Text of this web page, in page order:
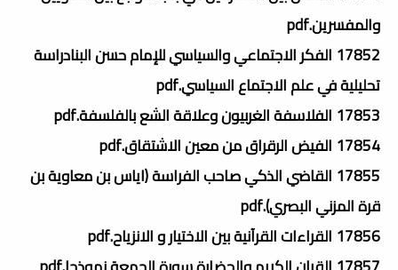
والمفسرين.pdf
17852 الفكر الاجتماعي والسياسي للإمام حسن البنادراسة
تحليلية في علم الاجتماع السياسي.pdf
17853 الفلاسفة الغربيون وعلاقة الشع بالفلسفة.pdf
17854 الفيض الرقراق من معين الاشتقاق.pdf
17855 القاضي الذكي صاحب الفراسة (اياس بن معاوية بن
قرة المزني البصري).pdf
17856 القراءات القرآنية بين الاختيار و الانزياح.pdf